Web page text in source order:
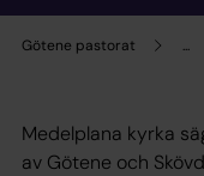
Götene pastorat ...
Medelplana kyrka
av Götene och